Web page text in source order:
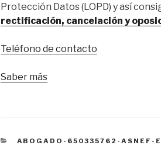
Protección Datos (LOPD) y así
rectificación, cancelación y
Teléfono de contacto
Saber más
CATEGORÍAS
ABOGADO-650335762-ASNEF-